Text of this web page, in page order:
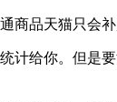
品天猫只会补
给你。但是